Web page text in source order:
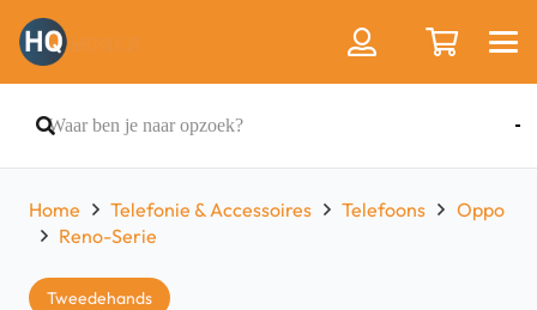
Home Telefonie & Accessoires Telefoons
Oppo
Reno-Serie
Tweedehands